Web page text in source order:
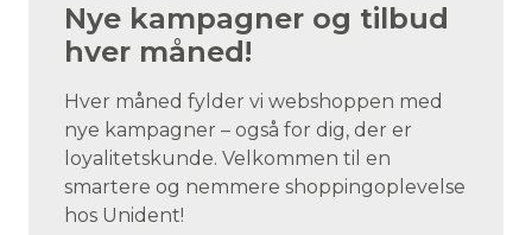
Nye kampagner og tilbud
hver måned!
Hver måned fylder vi webshoppen med
nye kampagner – også for dig, der er
loyalitetskunde. Velkommen til en
smartere og nemmere shoppingoplevelse
hos Unident!